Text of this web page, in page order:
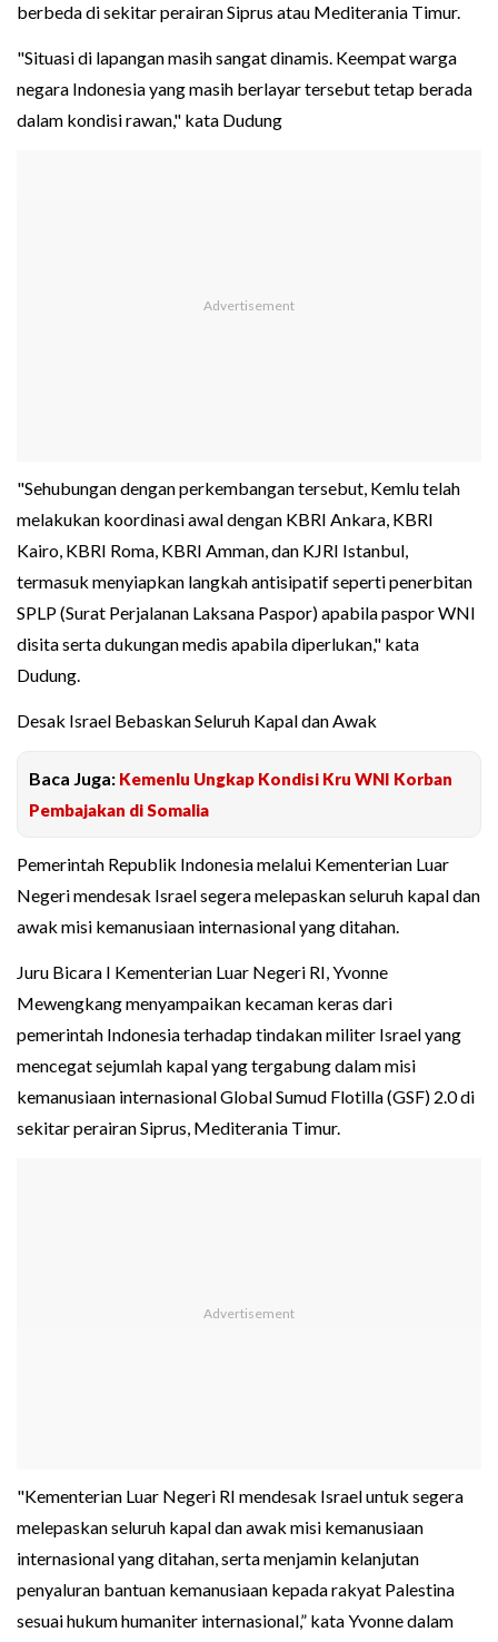
berbeda di sekitar perairan Siprus atau Mediterania Timur.
"Situasi di lapangan masih sangat dinamis. Keempat warga
negara Indonesia yang masih berlayar tersebut tetap berada
dalam kondisi rawan," kata Dudung
"Sehubungan dengan perkembangan tersebut, Kemlu telah
melakukan koordinasi awal dengan KBRI Ankara, KBRI
Kairo, KBRI Roma, KBRI Amman, dan KJRI Istanbul,
termasuk menyiapkan langkah antisipatif seperti penerbitan
SPLP (Surat Perjalanan Laksana Paspor) apabila paspor WNI
disita serta dukungan medis apabila diperlukan," kata
Dudung.
Desak Israel Bebaskan Seluruh Kapal dan Awak
Baca Juga: Kemenlu Ungkap Kondisi Kru WNI Korban
Pembajakan di Somalia
Pemerintah Republik Indonesia melalui Kementerian Luar
Negeri mendesak Israel segera melepaskan seluruh kapal dan
awak misi kemanusiaan internasional yang ditahan.
Juru Bicara I Kementerian Luar Negeri RI, Yvonne
Mewengkang menyampaikan kecaman keras dari
pemerintah Indonesia terhadap tindakan militer Israel yang
mencegat sejumlah kapal yang tergabung dalam misi
kemanusiaan internasional Global Sumud Flotilla (GSF) 2.0 di
sekitar perairan Siprus, Mediterania Timur.
"Kementerian Luar Negeri RI mendesak Israel untuk segera
melepaskan seluruh kapal dan awak misi kemanusiaan
internasional yang ditahan, serta menjamin kelanjutan
penyaluran bantuan kemanusiaan kepada rakyat Palestina
sesuai hukum humaniter internasional,” kata Yvonne dalam